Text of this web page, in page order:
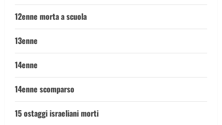
12enne morta a scuola
13enne
14enne
14enne scomparso
15 ostaggi israeliani morti